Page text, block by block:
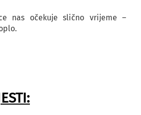
nas očekuje slično vrijeme –